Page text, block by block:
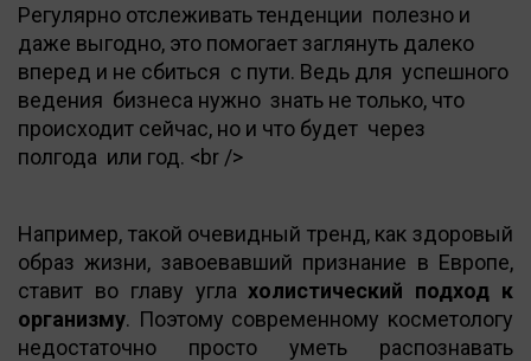
Регулярно отслеживать тенденции полезно и
даже выгодно, это помогает заглянуть далеко
вперед и не сбиться с пути. Ведь для успешного
ведения бизнеса нужно знать не только, что
происходит сейчас, но и что будет через
полгода или год. <br />
Например, такой очевидный тренд, как здоровый
образ жизни, завоевавший признание в Европе,
ставит во главу углахолистический подход к
организму. Поэтому современному косметологу
недостаточно просто уметь распознавать